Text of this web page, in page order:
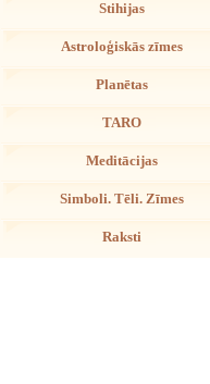
Stihijas
Astroloģiskās zīmes
Planētas
TARO
Meditācijas
Simboli. Tēli. Zīmes
Raksti